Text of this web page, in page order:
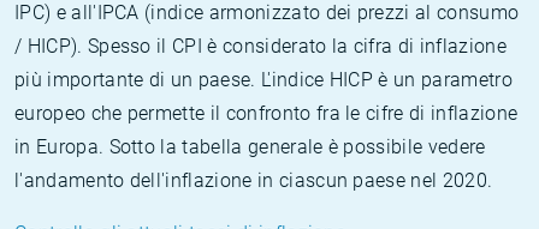
IPC) e all'IPCA (indice armonizzato dei prezzi al consumo
/ HICP). Spesso il CPI è considerato la cifra di inflazione
più importante di un paese. L'indice HICP è un parametro
europeo che permette il confronto fra le cifre di inflazione
in Europa. Sotto la tabella generale è possibile vedere
l'andamento dell'inflazione in ciascun paese nel 2020.